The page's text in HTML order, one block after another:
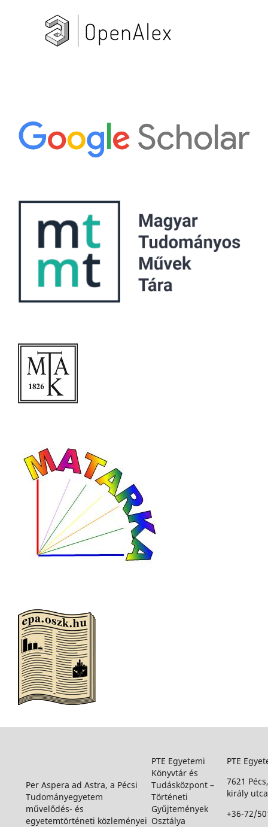
Per Aspera ad Astra, a Pécsi
Tudományegyetem
művelődés- és
egyetemtörténeti közleményei
PTE Egyetemi
Könyvtár és
Tudásközpont –
Történeti
Gyűjtemények
Osztálya
PTE
7621
király
+36-72/